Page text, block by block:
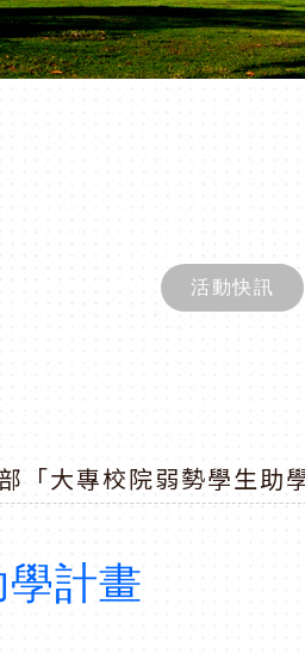
活動快訊
「大專校院弱勢學生助
計畫